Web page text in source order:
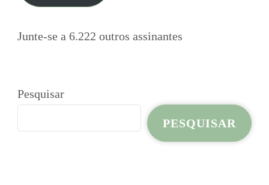
Junte-se a 6.222 outros assinantes
Pesquisar
PESQUISAR